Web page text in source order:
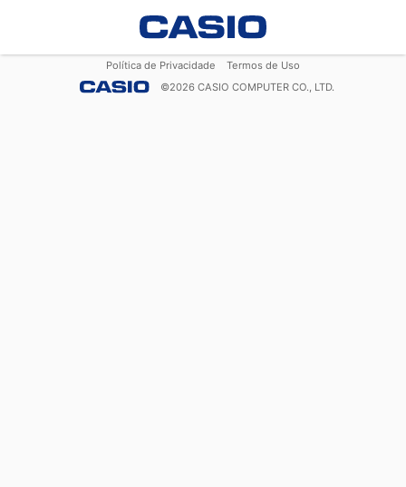
Política de Privacidade
Termos de Uso
©2026 CASIO COMPUTER CO., LTD.